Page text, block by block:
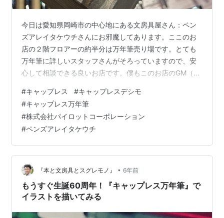
今日は愛知県岡崎市の中心地にある文房具屋さん：ペン
ズアレイタケウチさんにお邪魔してあります。ここのお
店の２階フロアーの約半分は万年筆売り場です。とても
万年筆に詳しいスタッフさんがそろっていますので、安
心して相談できる良いお店です。僕もこのお店のGM（ジ
不明）に、色々教えてもらって万年筆の魅力を知ること
が出来ました。最近は、買うことが目的になっている収
集家の方もたくさんいらっしゃいますけど、使ってなん
ぼのものだと思います。こんな素敵なツールを購入して
飾っておくだけなら、わけのわからない収集家どうして
所持していることを自慢しあっているだけなら、もっ…
#キャップレス #キャップレスデシモ
#キャップレス万年筆
#株式会社パイロットコーポレーション
#ペンズアレイタケウチ
『本と文房具とスグレモノ』 • 6年前
もうすぐ生誕60周年！『キャップレス万年筆』で
イラストを描いてみる